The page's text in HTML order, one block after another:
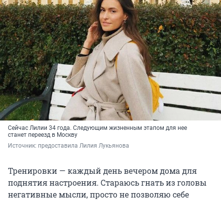
Сейчас Лилии 34 года. Следующим жизненным этапом для нее
станет переезд в Москву
Источник: предоставила Лилия Лукьянова
Тренировки — каждый день вечером дома для
поднятия настроения. Стараюсь гнать из головы
негативные мысли, просто не позволяю себе